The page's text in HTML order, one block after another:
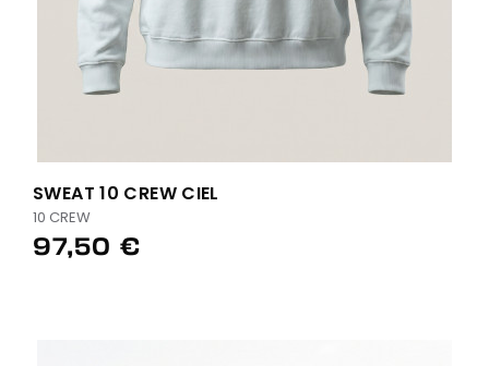
SWEAT 10 CREW CIEL
10 CREW
97,50 €